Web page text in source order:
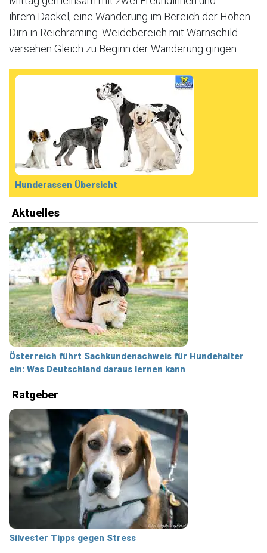
ihrem Dackel, eine Wanderung im Bereich der Hohen
Dirn in Reichraming. Weidebereich mit Warnschild
versehen Gleich zu Beginn der Wanderung gingen...
Hunderassen Übersicht
Aktuelles
Österreich führt Sachkundenachweis für Hundehalter
ein: Was Deutschland daraus lernen kann
Ratgeber
Silvester Tipps gegen Stress